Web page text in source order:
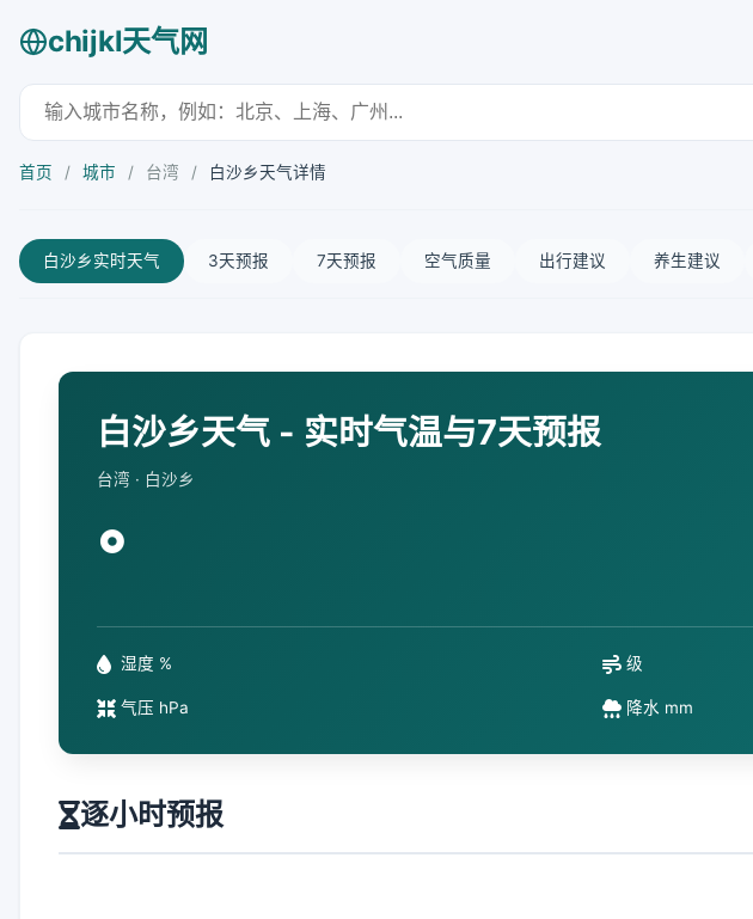
chijkl天气网
首页 / 城市 / 台湾 / 白沙乡天气详情
白沙乡实时天气 3天预报 7天预报 空气质量 出行建议 养生建议
白沙乡天气 - 实时气温与7天预报
台湾 · 白沙乡
°
湿度 % 级
气压 hPa 降水 mm
逐小时预报